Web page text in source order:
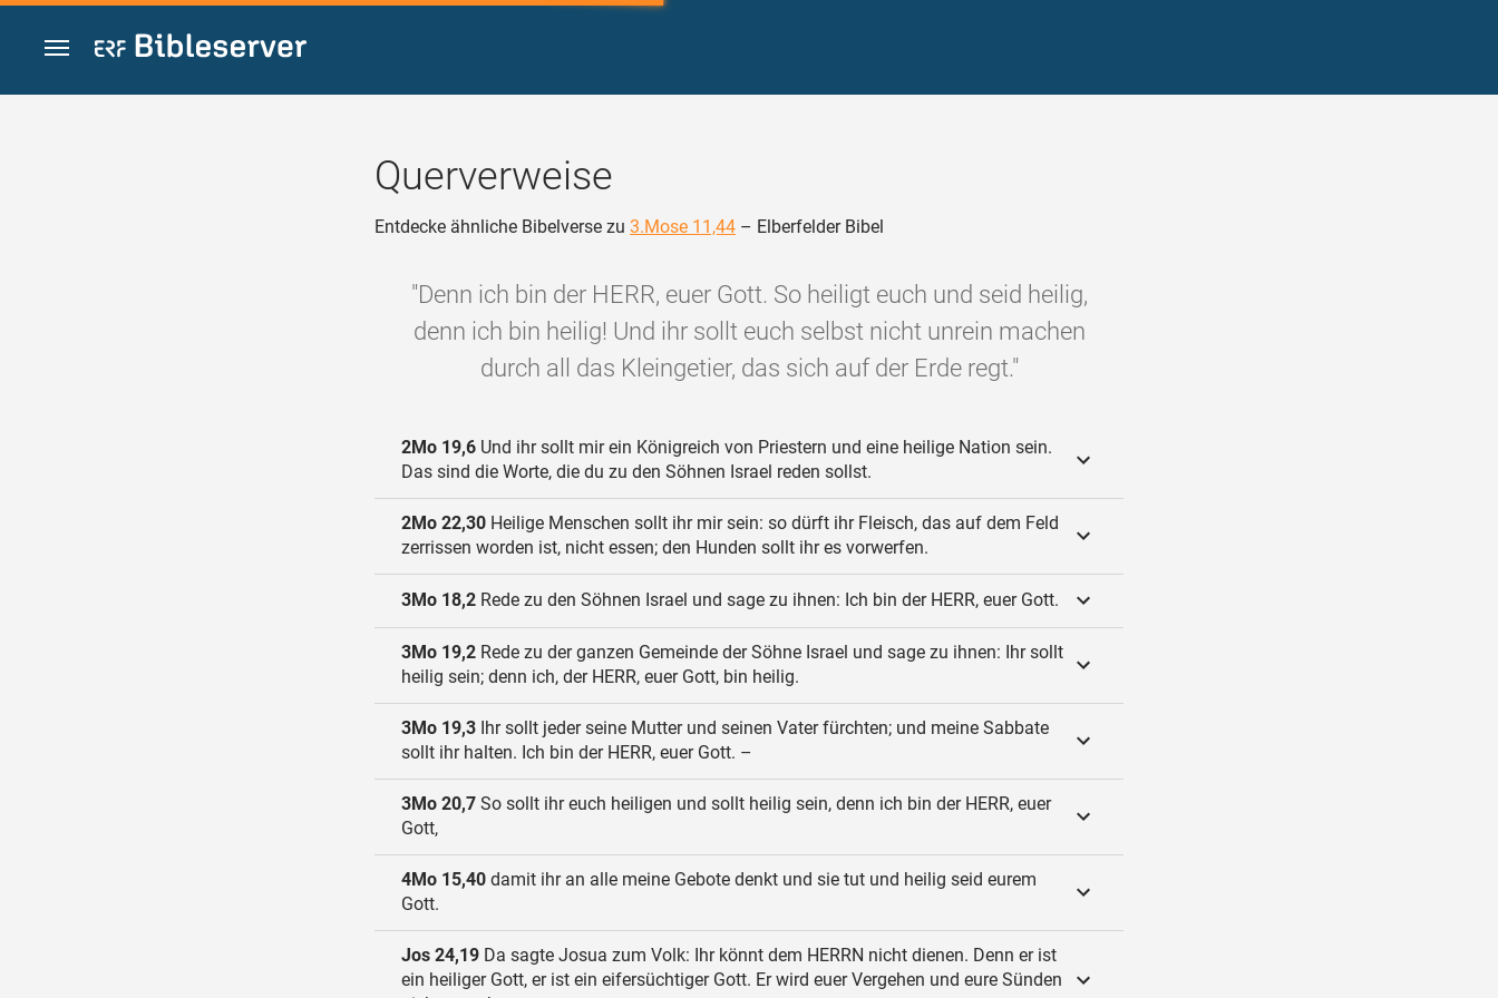
Zum Inhalt springen
Querverweise
Entdecke ähnliche Bibelverse zu 3.Mose 11,44 – Elberfelder Bibel
"Denn ich bin der HERR, euer Gott. So heiligt euch und seid heilig,
denn ich bin heilig! Und ihr sollt euch selbst nicht unrein machen
durch all das Kleingetier, das sich auf der Erde regt."
2Mo 19,6 Und ihr sollt mir ein Königreich von Priestern und eine heilige Nation sein.
Das sind die Worte, die du zu den Söhnen Israel reden sollst.
2Mo 22,30 Heilige Menschen sollt ihr mir sein: so dürft ihr Fleisch, das auf dem Feld
zerrissen worden ist, nicht essen; den Hunden sollt ihr es vorwerfen.
3Mo 18,2 Rede zu den Söhnen Israel und sage zu ihnen: Ich bin der HERR, euer Gott.
3Mo 19,2 Rede zu der ganzen Gemeinde der Söhne Israel und sage zu ihnen: Ihr sollt
heilig sein; denn ich, der HERR, euer Gott, bin heilig.
3Mo 19,3 Ihr sollt jeder seine Mutter und seinen Vater fürchten; und meine Sabbate
sollt ihr halten. Ich bin der HERR, euer Gott. –
3Mo 20,7 So sollt ihr euch heiligen und sollt heilig sein, denn ich bin der HERR, euer
Gott,
4Mo 15,40 damit ihr an alle meine Gebote denkt und sie tut und heilig seid eurem
Gott.
Jos 24,19 Da sagte Josua zum Volk: Ihr könnt dem HERRN nicht dienen. Denn er ist
ein heiliger Gott, er ist ein eifersüchtiger Gott. Er wird euer Vergehen und eure Sünden